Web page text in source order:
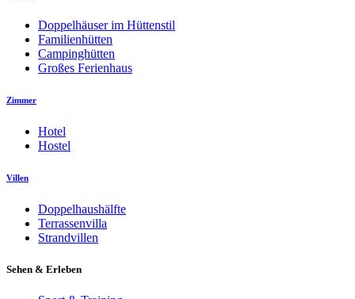
Doppelhäuser im Hüttenstil
Familienhütten
Campinghütten
Großes Ferienhaus
Zimmer
Hotel
Hostel
Villen
Doppelhaushälfte
Terrassenvilla
Strandvillen
Sehen & Erleben